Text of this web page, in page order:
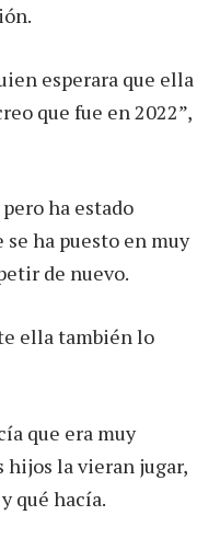
esperara que ella
que fue en 2022”,
ha estado
ha puesto en muy
de nuevo.
ella también lo
que era muy
hijos la vieran jugar,
qué hacía.